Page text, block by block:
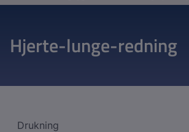
Hjerte-lunge-redning
Drukning